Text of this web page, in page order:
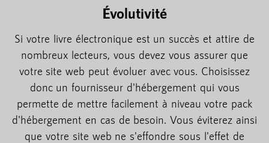
Évolutivité
Si votre livre électronique est un succès et attire de
nombreux lecteurs, vous devez vous assurer que
votre site web peut évoluer avec vous. Choisissez
donc un fournisseur d'hébergement qui vous
permette de mettre facilement à niveau votre pack
d'hébergement en cas de besoin. Vous éviterez ainsi
que votre site web ne s'effondre sous l'effet de